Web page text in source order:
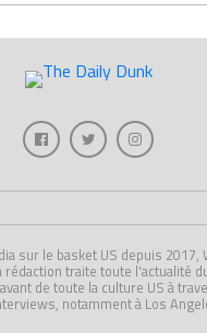
sur le basket US depuis 2017,
rédaction traite toute l'actualité
de toute la culture US à
notamment à Los